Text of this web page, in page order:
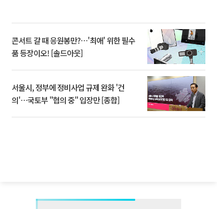
콘서트 갈 때 응원봉만?⋯'최애' 위한 필수
품 등장이오! [솔드아웃]
서울시, 정부에 정비사업 규제 완화 '건
의'⋯국토부 "협의 중" 입장만 [종합]